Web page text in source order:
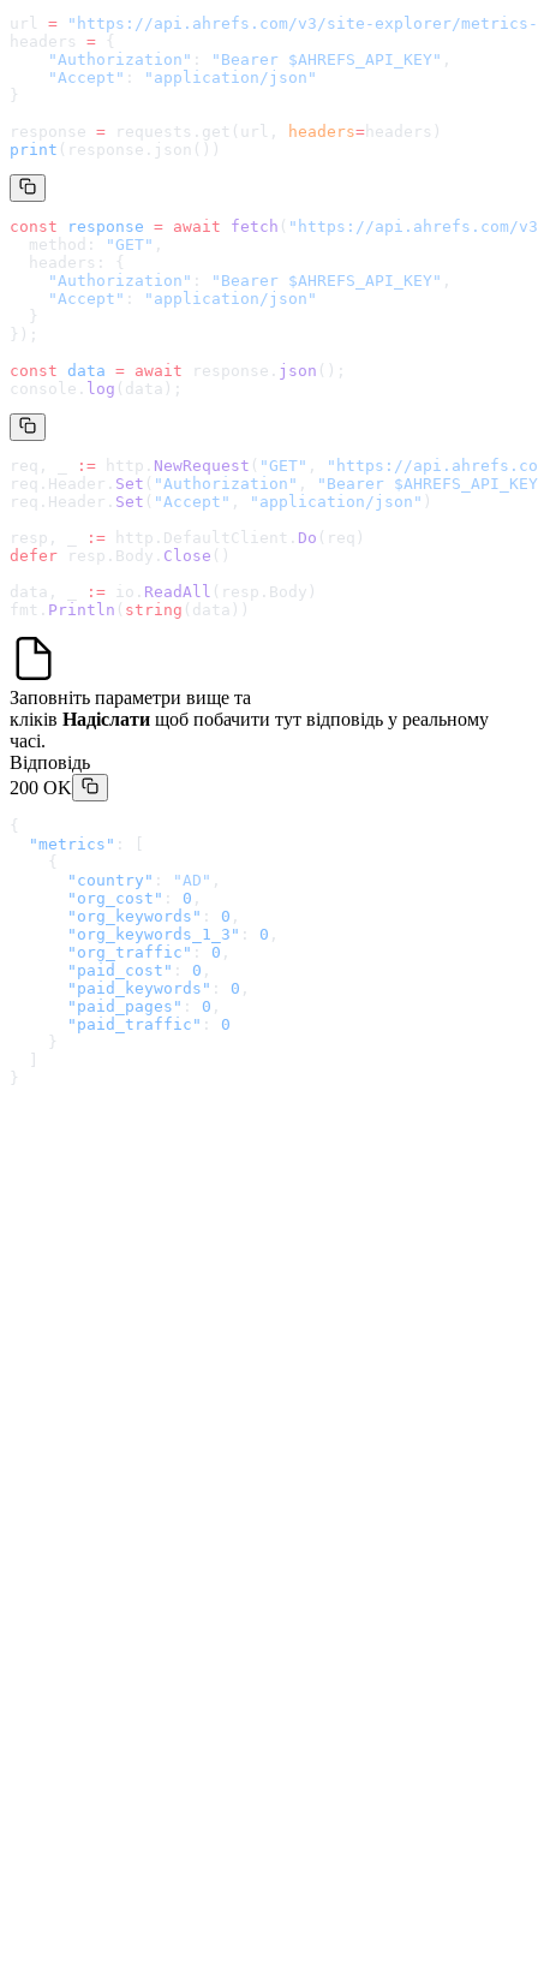
url = " https://api.ahrefs.com/v3/site-explorer/metrics-
headers = {
    "Authorization"
: "Bearer $AHREFS_API_KEY" ,
    "Accept"
:
"application/json"
}
response = requests.get(url, headers= headers )
print (response.json())
const response = await fetch ( " https://api.ahrefs.com/
  method:
"GET" ,
  headers: {
    "Authorization"
: "Bearer $AHREFS_API_KEY" ,
    "Accept"
:
"application/json"
  }
});
const data = await response. json ();
console. log (data);
req, _ := http. NewRequest ( "GET" , " https://
req.Header. Set ( "Authorization" ,
"Bearer
req.Header. Set ( "Accept" , "application/json" )
resp, _
:= http.DefaultClient. Do (req)
defer resp.Body. Close ()
data, _
:= io. ReadAll (resp.Body)
fmt. Println ( string (data))
Заповніть параметри вище та
кліків Надіслати щоб побачити тут відповідь у реальному
часі.
Відповідь
200 OK
{
  "metrics"
: [
    {
      "country"
: "AD" ,
      "org_cost"
: 0 ,
      "org_keywords"
: 0 ,
      "org_keywords_1_3"
: 0 ,
      "org_traffic"
: 0 ,
      "paid_cost"
: 0 ,
      "paid_keywords"
: 0 ,
      "paid_pages"
: 0 ,
      "paid_traffic"
: 0
    }
}